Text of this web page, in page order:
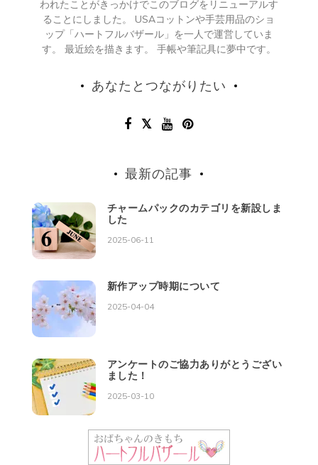
われたことがきっかけでこのブログをリニューアルす
ることにしました。 USAコットンや手芸用品のショ
ップ「ハートフルバザール」を一人で運営していま
す。 最近絵を描きます。 手帳や筆記具に夢中です。
あなたとつながりたい
最新の記事
チャームパックのカテゴリを新設しま
した
2025-06-11
新作アップ時期について
2025-04-04
アンケートのご協力ありがとうござい
ました！
2025-03-10